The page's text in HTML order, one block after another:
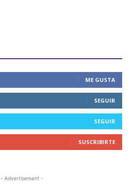
ME GUSTA
SEGUIR
SEGUIR
SUSCRIBIRTE
- Advertisement -